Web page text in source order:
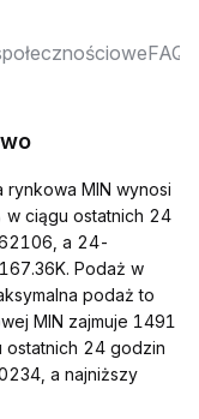
FAQ
rynkowa MIN wynosi
w ciągu ostatnich 24
a 24-
Podaż w
podaż to
MIN zajmuje 1491
ostatnich 24 godzin
a najniższy